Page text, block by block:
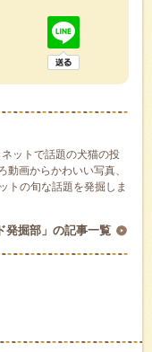
ットで話題の犬猫の投
動画からかわいい写真、
トの旬な話題を発掘しま
発掘部」の記事一覧